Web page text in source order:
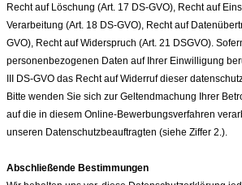
Recht auf Löschung (Art. 17 DS-GVO), Recht auf
Verarbeitung (Art. 18 DS-GVO), Recht auf
GVO), Recht auf Widerspruch (Art. 21 DSGVO).
personenbezogenen Daten auf Ihrer Einwilligung
III DS-GVO das Recht auf Widerruf dieser
Bitte wenden Sie sich zur Geltendmachung Ihrer
auf die in diesem Online-Bewerbungsverfahren
unseren Datenschutzbeauftragten (siehe Ziffer 2.).
Abschließende Bestimmungen